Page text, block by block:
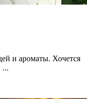
и ароматы. Хочется
...